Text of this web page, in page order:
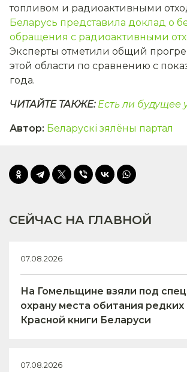
топливом и радиоактивными
Беларусь представила доклад о
обращения с радиоактивными
Эксперты отметили общий
этой области по сравнению с
года.
ЧИТАЙТЕ ТАКЖЕ: Есть ли будущее
Автор: Беларускі зялёны партал
СЕЙЧАС НА ГЛАВНОЙ
07.08.2026
На Гомельщине взяли под
охрану места обитания редких
Красной книги Беларуси
07.08.2026